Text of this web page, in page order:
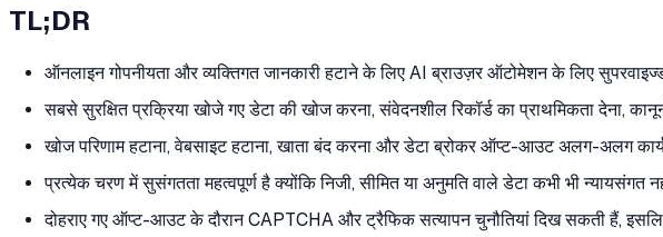
TL;DR
ऑनलाइन गोपनीयता और व्यक्तिगत जानकारी हटाने के लिए AI ब्राउज़र ऑटोमेशन के लिए
सबसे सुरक्षित प्रक्रिया खोजे गए डेटा की खोज करना, संवेदनशील रिकॉर्ड का प्राथमिकता देना,
खोज परिणाम हटाना, वेबसाइट हटाना, खाता बंद करना और डेटा ब्रोकर ऑप्ट-आउट अलग-अलग
प्रत्येक चरण में सुसंगतता महत्वपूर्ण है क्योंकि निजी, सीमित या अनुमति वाले डेटा कभी भी न्यायसंगत
दोहराए गए ऑप्ट-आउट के दौरान CAPTCHA और ट्रैफिक सत्यापन चुनौतियां दिख सकती हैं,